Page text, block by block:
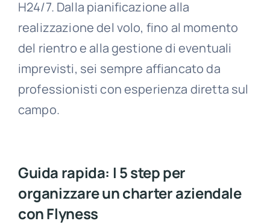
H24/7. Dalla pianificazione alla
realizzazione del volo, fino al momento
del rientro e alla gestione di eventuali
imprevisti, sei sempre affiancato da
professionisti con esperienza diretta sul
campo.
Guida rapida: I 5 step per
organizzare un charter aziendale
con Flyness